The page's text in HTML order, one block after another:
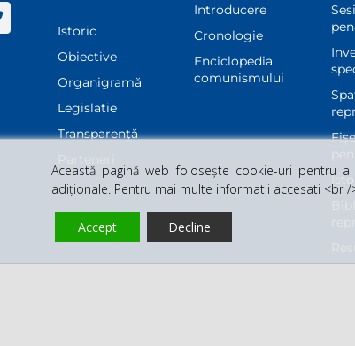
Istoric
Obiective
Organigramă
Legislație
Transparenţă
Parteneri
Introducere
Cronologie
Enciclopedia
comunismului
Această pagină web folosește cookie-uri pentru
adiționale. Pentru mai multe informatii accesati <br /
Accept Decline